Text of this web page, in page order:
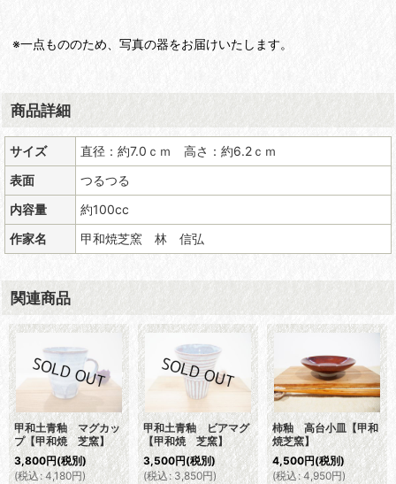
※一点もののため、写真の器をお届けいたします。
商品詳細
サイズ
直径：約7.0ｃｍ 高さ：約6.2ｃｍ
表面
つるつる
内容量
約100cc
作家名
甲和焼芝窯 林 信弘
関連商品
甲和土青釉 マグカッ
プ【甲和焼 芝窯】
3,800円(税別)
(税込: 4,180円)
甲和土青釉 ビアマグ
【甲和焼 芝窯】
3,500円(税別)
(税込: 3,850円)
柿釉 高台小皿【甲和
焼芝窯】
4,500円(税別)
(税込: 4,950円)